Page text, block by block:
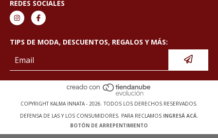
REDES SOCIALES
TIPS DE MODA, DESCUENTOS, REGALOS Y MÁS:
COPYRIGHT KALMA INNATA - 2026. TODOS LOS DERECHOS RESERVADOS.
DEFENSA DE LAS Y LOS CONSUMIDORES. PARA RECLAMOS INGRESÁ ACÁ.
BOTÓN DE ARREPENTIMIENTO